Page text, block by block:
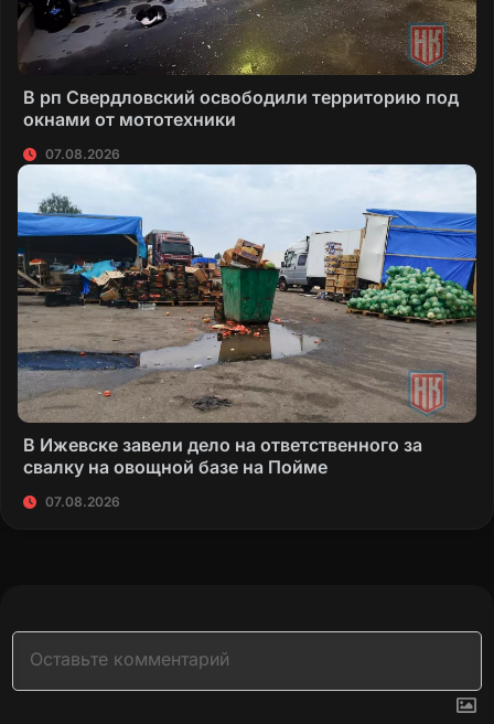
В рп Свердловский освободили территорию под
окнами от мототехники
07.08.2026
В Ижевске завели дело на ответственного за
свалку на овощной базе на Пойме
07.08.2026